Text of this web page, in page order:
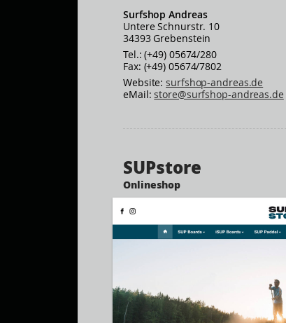
Surfshop Andreas
Untere Schnurstr. 10
34393 Grebenstein
Tel.: (+49) 05674/280
Fax: (+49) 05674/7802
Website:surfshop-andreas.de
eMail:store@surfshop-andreas.de
SUPstore
Onlineshop